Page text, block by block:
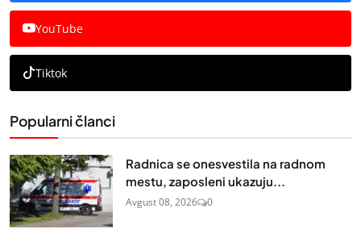
YouTube
Tiktok
Popularni članci
Radnica se onesvestila na radnom
mestu, zaposleni ukazuju...
Avgust 08, 2026 0